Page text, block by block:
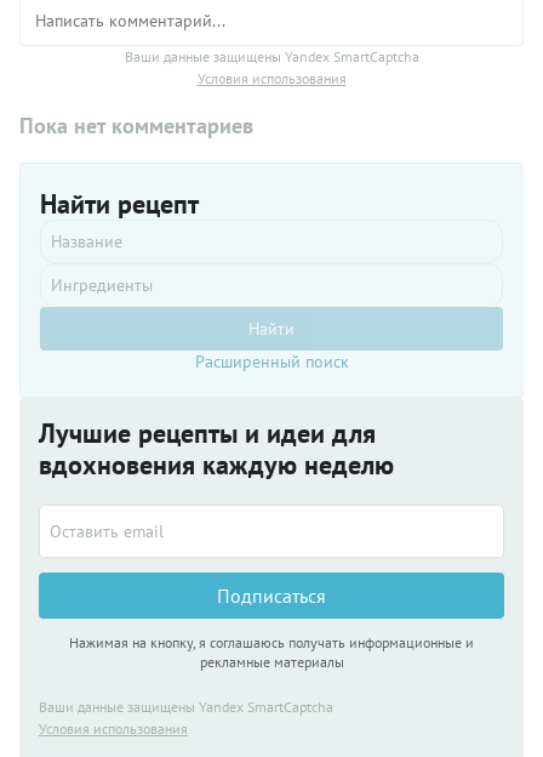
Ваши данные защищены Yandex SmartCaptcha
Условия использования
Пока нет комментариев
Найти рецепт
Найти
Расширенный поиск
Лучшие рецепты и идеи для
вдохновения каждую неделю
Подписаться
Нажимая на кнопку, я соглашаюсь получать информационные и
рекламные материалы
Ваши данные защищены Yandex SmartCaptcha
Условия использования